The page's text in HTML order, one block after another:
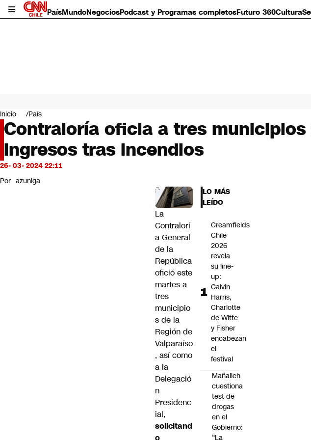
PaísMundoNegociosPodcast y Programas completosFuturo 360Cultura
Mundo
Negocios
Deportes
Programas completos
Cultura
Servicios
CNN Data
Inicio País
Contraloría oficia a tres
ingresos tras incendios
26- 03- 2024 22:11
Por azuniga
La
Contralorí
a General
de la
República
ofició este
martes a
tres
municipio
s de la
Región de
Valparaíso
, así como
a la
Delegació
n
Presidenc
ial,
solicitand
o
LO MÁS
LEÍDO
Creamfields
Chile
2026
revela
su line-
up:
Calvin
Harris,
Charlotte
de Witte
y Fisher
encabezan
el
festival
Mañalich
cuestiona
test de
drogas
en el
Gobierno:
“La